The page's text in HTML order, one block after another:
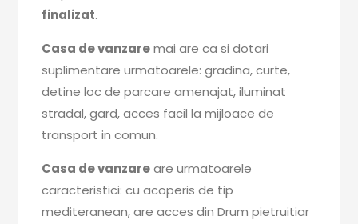
finalizat.
Casa de vanzaremai are ca si dotari
suplimentare urmatoarele: gradina, curte,
detine loc de parcare amenajat, iluminat
stradal, gard, acces facil la mijloace de
transport in comun.
Casa de vanzareare urmatoarele
caracteristici: cu acoperis de tip
mediteranean, are acces din Drum pietruitiar